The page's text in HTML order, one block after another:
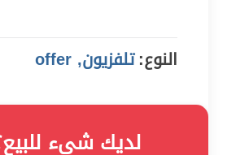
النوع:تلفزيون, offer
لديك شيء